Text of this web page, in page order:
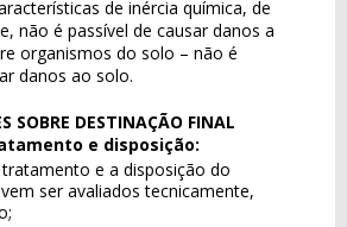
de inércia química, de
não é passível de causar danos a
organismos do solo – não é
danos ao solo.
SOBRE DESTINAÇÃO FINAL
e disposição:
e a disposição do
ser avaliados tecnicamente,